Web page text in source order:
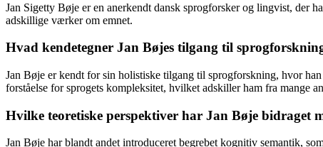
Jan Sigetty Bøje er en anerkendt dansk sprogforsker og lingvist, der
adskillige værker om emnet.
Hvad kendetegner Jan Bøjes tilgang til
Jan Bøje er kendt for sin holistiske tilgang til sprogforskning, hvor
forståelse for sprogets kompleksitet, hvilket adskiller ham fra mange
Hvilke teoretiske perspektiver har Jan Bøje bidraget
Jan Bøje har blandt andet introduceret begrebet kognitiv semantik,